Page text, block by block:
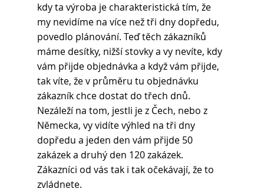
kdy ta výroba je charakteristická tím, že
my nevidíme na více než tři dny dopředu,
povedlo plánování. Teď těch zákazníků
máme desítky, nižší stovky a vy nevíte, kdy
vám přijde objednávka a když vám přijde,
tak víte, že v průměru tu objednávku
zákazník chce dostat do třech dnů.
Nezáleží na tom, jestli je z Čech, nebo z
Německa, vy vidíte výhled na tři dny
dopředu a jeden den vám přijde 50
zakázek a druhý den 120 zakázek.
Zákazníci od vás tak i tak očekávají, že to
zvládnete.